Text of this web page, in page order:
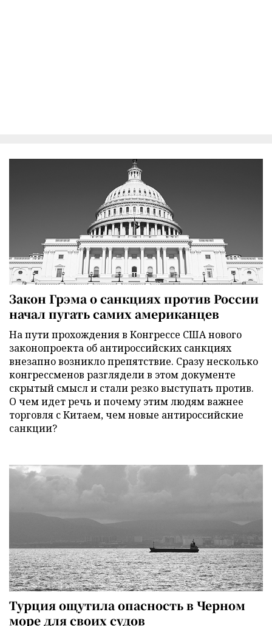
Закон Грэма о санкциях против России
начал пугать самих американцев
На пути прохождения в Конгрессе США нового
законопроекта об антироссийских санкциях
внезапно возникло препятствие. Сразу несколько
конгрессменов разглядели в этом документе
скрытый смысл и стали резко выступать против.
О чем идет речь и почему этим людям важнее
торговля с Китаем, чем новые антироссийские
санкции?
Турция ощутила опасность в Черном
море для своих судов